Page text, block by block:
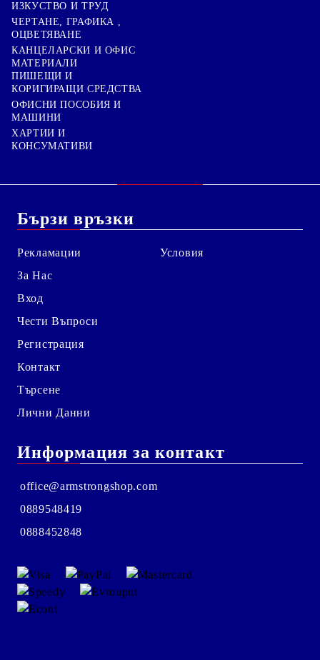
ИЗКУСТВО И ТРУД
ЧЕРТАНЕ, ГРАФИКА ,
ОЦВЕТЯВАНЕ
КАНЦЕЛАРСКИ И ОФИС
МАТЕРИАЛИ
ПИШЕЩИ И
КОРИГИРАЩИ СРЕДСТВА
ОФИСНИ ПОСОБИЯ И
МАШИНИ
ХАРТИИ И
КОНСУМАТИВИ
Бързи връзки
Рекламации
За Нас
Вход
Чести Въпроси
Регистрация
Контакт
Търсене
Лични Данни
Условия
Информация за контакт
office@armstrongshop.com
0889548419
0888452848